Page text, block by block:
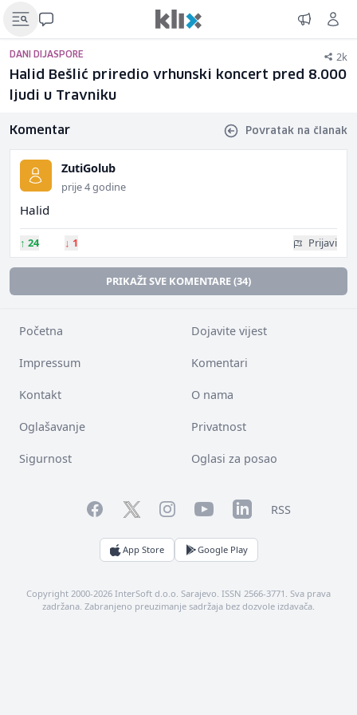
DANI DIJASPORE 2k
Halid Bešlić priredio vrhunski koncert pred 8.000
ljudi u Travniku
Komentar Povratak na članak
ZutiGolub
prije 4 godine
Halid
↑ 24 ↓ 1 Prijavi
PRIKAŽI SVE KOMENTARE (34)
Početna Dojavite vijest
Impressum Komentari
Kontakt O nama
Oglašavanje Privatnost
Sigurnost Oglasi za posao
FacebookTwitterInstagramYouTubeLinkedInRSS
App Store Google Play
Copyright 2000-2026 InterSoft d.o.o. Sarajevo. ISSN 2566-3771. Sva prava
zadržana. Zabranjeno preuzimanje sadržaja bez dozvole izdavača.